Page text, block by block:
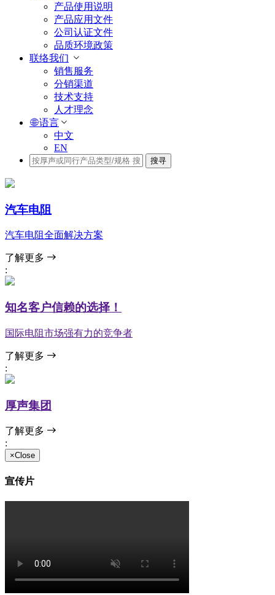
产品使用说明
产品应用文件
公司认证文件
品质环境政策
联络我们
销售服务
分销渠道
技术支持
人才理念
语言
中文
EN
搜寻
汽车电阻
汽车电阻全面解决方案
了解更多
:
知名客户信赖的选择！
国际电阻市场强有力的竞争者
了解更多
:
厚声集团
了解更多
:
×Close
宣传片